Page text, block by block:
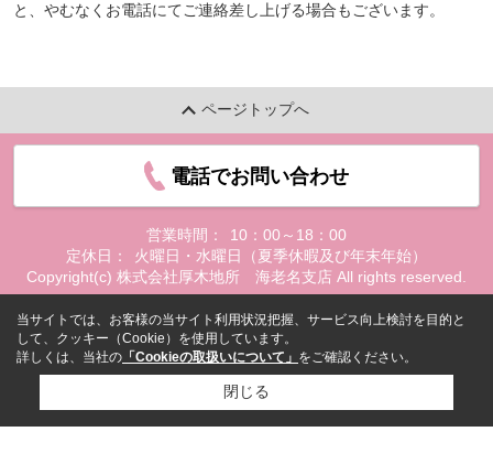
と、やむなくお電話にてご連絡差し上げる場合もございます。
ページトップへ
電話でお問い合わせ
営業時間：
10：00～18：00
定休日：
火曜日・水曜日（夏季休暇及び年末年始）
Copyright(c) 株式会社厚木地所 海老名支店 All rights reserved.
当サイトでは、お客様の当サイト利用状況把握、サービス向上検討を目的と
して、クッキー（Cookie）を使用しています。
詳しくは、当社の 「Cookieの取扱いについて」 をご確認ください。
閉じる